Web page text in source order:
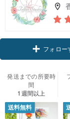
フォロー
発送までの所要時
間
1週間以上
送料無料